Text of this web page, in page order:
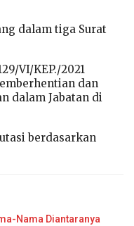
dalam tiga Surat
VI/KEP./2021
dan
dalam Jabatan di
berdasarkan
Nama Diantaranya